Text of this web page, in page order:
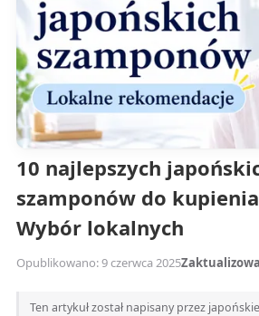
10 najlepszych
szamponów do
Wybór lokalnych
Opublikowano: 9 czerwca 2025
Ten artykuł został napisany przez